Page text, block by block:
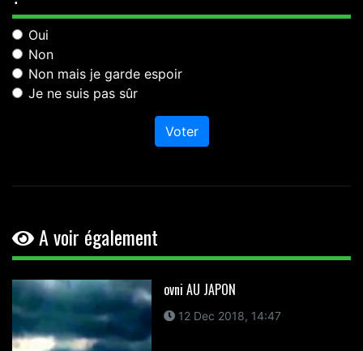
Oui
Non
Non mais je garde espoir
Je ne suis pas sûr
Voter
A voir également
ovni AU JAPON
12 Dec 2018, 14:47